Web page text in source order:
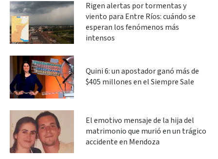
Rigen alertas por tormentas y
viento para Entre Ríos: cuándo se
esperan los fenómenos más
intensos
Quini 6: un apostador ganó más de
$405 millones en el Siempre Sale
El emotivo mensaje de la hija del
matrimonio que murió en un trágico
accidente en Mendoza